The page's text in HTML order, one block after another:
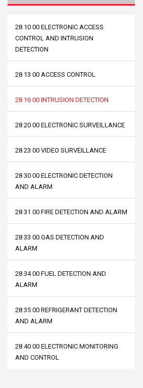
28 10 00 ELECTRONIC ACCESS
CONTROL AND INTRUSION
DETECTION
28 13 00 ACCESS CONTROL
28 16 00 INTRUSION DETECTION
28 20 00 ELECTRONIC SURVEILLANCE
28 23 00 VIDEO SURVEILLANCE
28 30 00 ELECTRONIC DETECTION
AND ALARM
28 31 00 FIRE DETECTION AND ALARM
28 33 00 GAS DETECTION AND
ALARM
28 34 00 FUEL DETECTION AND
ALARM
28 35 00 REFRIGERANT DETECTION
AND ALARM
28 40 00 ELECTRONIC MONITORING
AND CONTROL